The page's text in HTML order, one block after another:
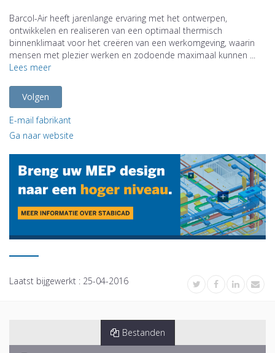
Barcol-Air heeft jarenlange ervaring met het ontwerpen,
ontwikkelen en realiseren van een optimaal thermisch
binnenklimaat voor het creëren van een werkomgeving, waarin
mensen met plezier werken en zodoende maximaal kunnen ...
Lees meer
Volgen
E-mail fabrikant
Ga naar website
Laatst bijgewerkt : 25-04-2016
Bestanden